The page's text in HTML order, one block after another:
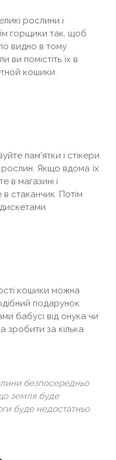
рослини і
горщики так, щоб
видно в тому
ви помістіть їх в
кошики.
пам'ятки і стікери
рослин. Якщо вдома їх
в магазині і
стаканчик. Потім
кошики можна
подарунок
бабусі від онука чи
зробити за кілька
безпосередньо
земля буде
буде недостатньо